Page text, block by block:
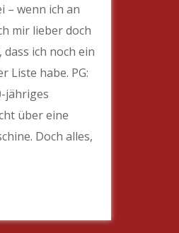
– wenn ich an
mir lieber doch
ich noch ein
Liste habe. PG:
jähriges
über eine
Doch alles,